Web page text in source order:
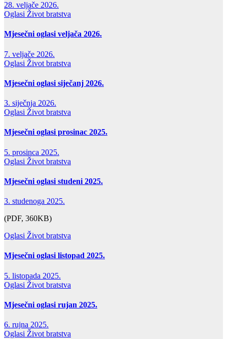
28. veljače 2026.
Oglasi Život bratstva
Mjesečni oglasi veljača 2026.
7. veljače 2026.
Oglasi Život bratstva
Mjesečni oglasi siječanj 2026.
3. siječnja 2026.
Oglasi Život bratstva
Mjesečni oglasi prosinac 2025.
5. prosinca 2025.
Oglasi Život bratstva
Mjesečni oglasi studeni 2025.
3. studenoga 2025.
(PDF, 360KB)
Oglasi Život bratstva
Mjesečni oglasi listopad 2025.
5. listopada 2025.
Oglasi Život bratstva
Mjesečni oglasi rujan 2025.
6. rujna 2025.
Oglasi Život bratstva